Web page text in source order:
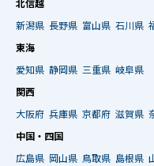
北信越
新潟県 長野県 富山県 石川県
東海
愛知県 静岡県 三重県 岐阜県
関西
大阪府 兵庫県 京都府 滋賀県
中国・四国
広島県 岡山県 鳥取県 島根県